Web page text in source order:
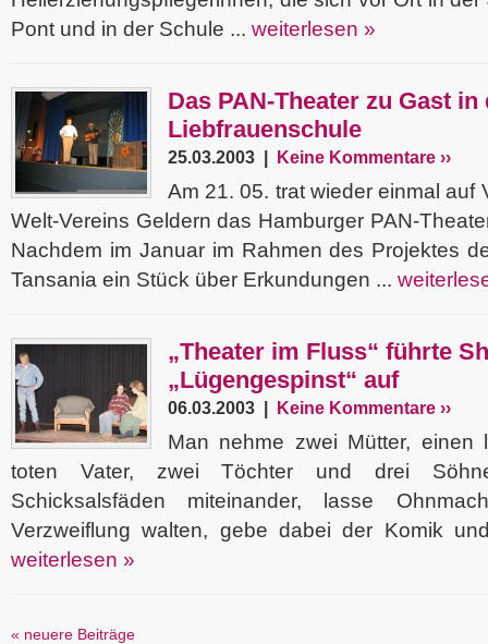
Pont und in der Schule ... weiterlesen »
Das PAN-Theater zu Gast in
Liebfrauenschule
25.03.2003 | Keine Kommentare ››
Am 21. 05. trat wieder einmal auf
Welt-Vereins Geldern das Hamburger PAN-
Nachdem im Januar im Rahmen des Projektes
Tansania ein Stück über Erkundungen ...
„Theater im Fluss“ führte
„Lügengespinst“ auf
06.03.2003 | Keine Kommentare ››
Man nehme zwei Mütter, einen
toten Vater, zwei Töchter und drei
Schicksalsfäden miteinander, lasse
Verzweiflung walten, gebe dabei der Komik
weiterlesen »
« neuere Beiträge